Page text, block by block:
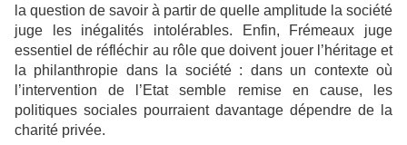
la question de savoir à partir de quelle amplitude la société
juge les inégalités intolérables. Enfin, Frémeaux juge
essentiel de réfléchir au rôle que doivent jouer l’héritage et
la philanthropie dans la société : dans un contexte où
l’intervention de l’Etat semble remise en cause, les
politiques sociales pourraient davantage dépendre de la
charité privée.